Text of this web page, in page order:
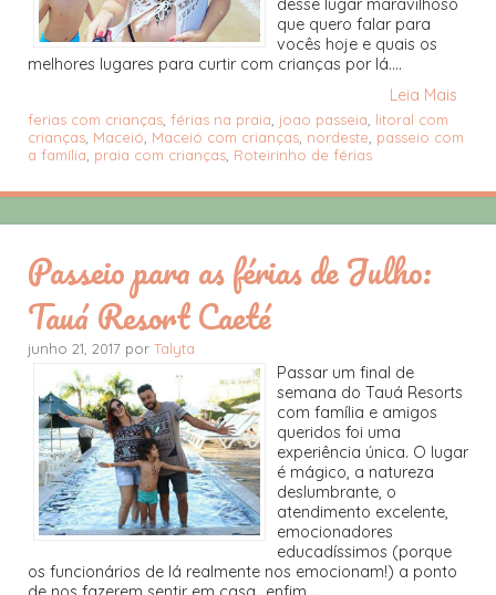
desse lugar maravilhoso
que quero falar para
vocês hoje e quais os
melhores lugares para curtir com crianças por lá....
Leia Mais
ferias com crianças, férias na praia, joao passeia, litoral com
crianças, Maceió, Maceió com crianças, nordeste, passeio com
a família, praia com crianças, Roteirinho de férias
Passeio para as férias de Julho:
Tauá Resort Caeté
junho 21, 2017 por Talyta
Passar um final de
semana do Tauá Resorts
com família e amigos
queridos foi uma
experiência única. O lugar
é mágico, a natureza
deslumbrante, o
atendimento excelente,
emocionadores
educadíssimos (porque
os funcionários de lá realmente nos emocionam!) a ponto